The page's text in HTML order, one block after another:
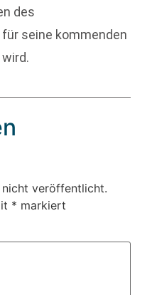
des
seine kommenden
veröffentlicht.
* markiert